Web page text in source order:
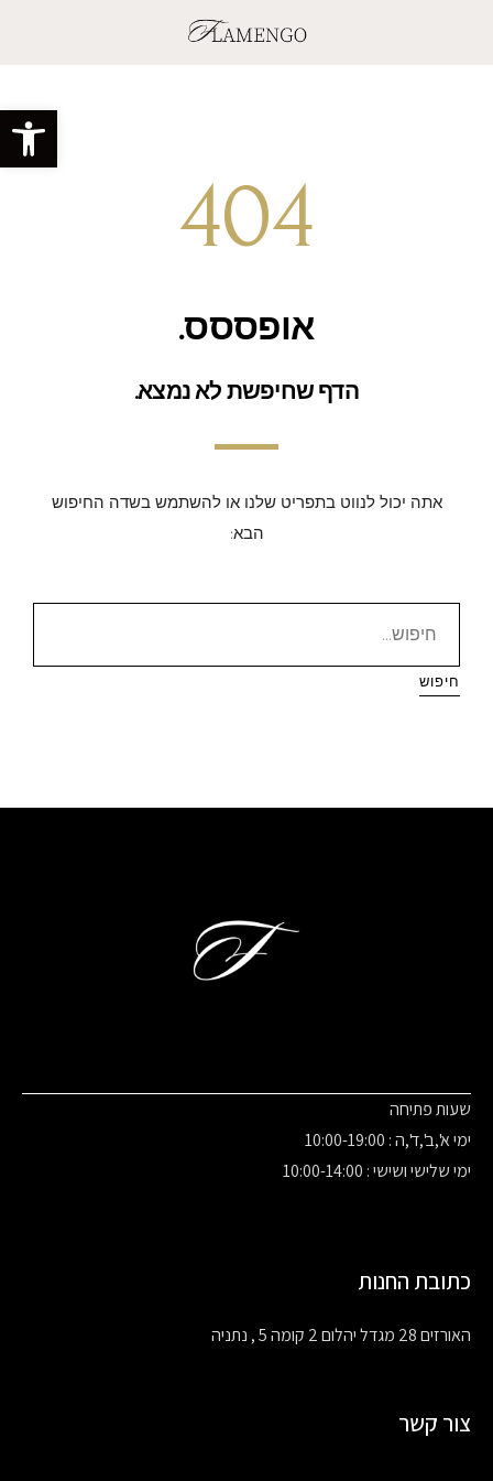
פתח
404
אופססס.
הדף שחיפשת לא נמצא.
אתה יכול לנווט בתפריט שלנו או להשתמש בשדה החיפוש
הבא:
חיפוש
עבור:
חיפוש
שעות פתיחה
ימי א',ב',ד',ה : 10:00-19:00
ימי שלישי ושישי : 10:00-14:00
כתובת החנות
האורזים 28 מגדל יהלום 2 קומה 5 , נתניה
צור קשר